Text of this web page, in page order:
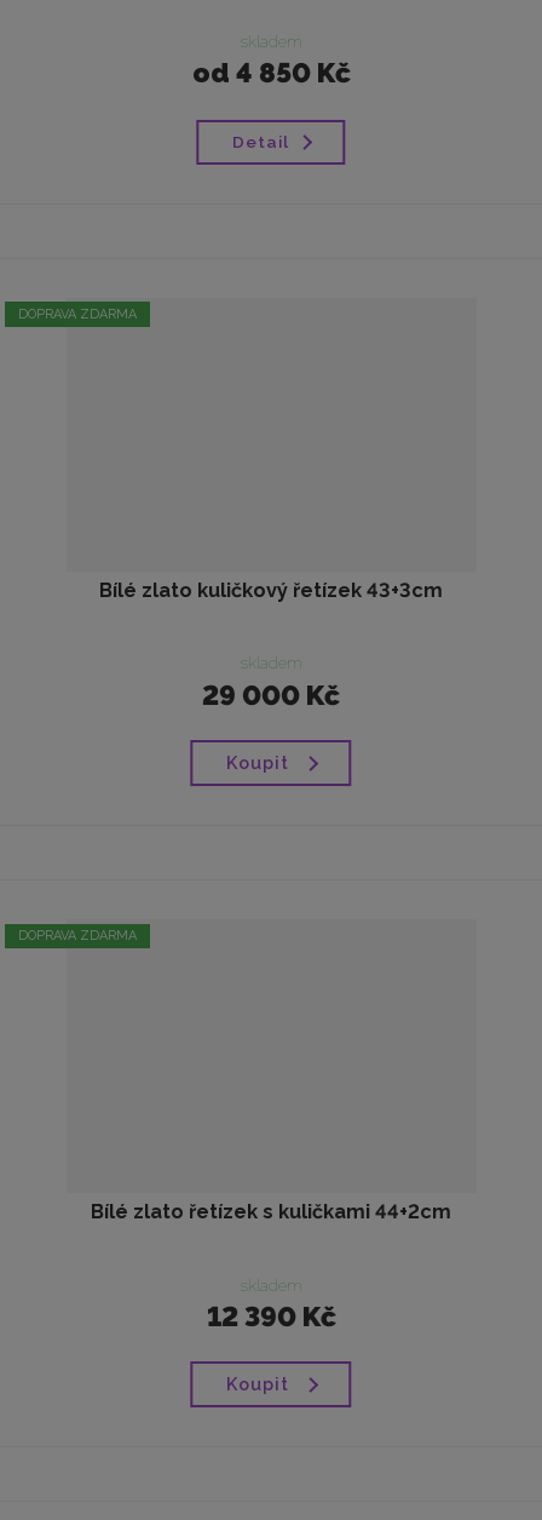
skladem
od 4 850 Kč
Detail
DOPRAVA ZDARMA
Bílé zlato kuličkový řetízek 43+3cm
skladem
29 000 Kč
Koupit
DOPRAVA ZDARMA
Bílé zlato řetízek s kuličkami 44+2cm
skladem
12 390 Kč
Koupit